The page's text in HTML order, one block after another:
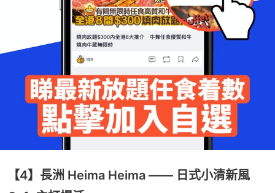
【4】長洲 Heima Heima —— 日式小清新風